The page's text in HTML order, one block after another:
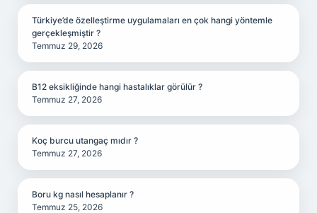
Türkiye’de özelleştirme uygulamaları en çok hangi yöntemle
gerçekleşmiştir ?
Temmuz 29, 2026
B12 eksikliğinde hangi hastalıklar görülür ?
Temmuz 27, 2026
Koç burcu utangaç mıdır ?
Temmuz 27, 2026
Boru kg nasıl hesaplanır ?
Temmuz 25, 2026